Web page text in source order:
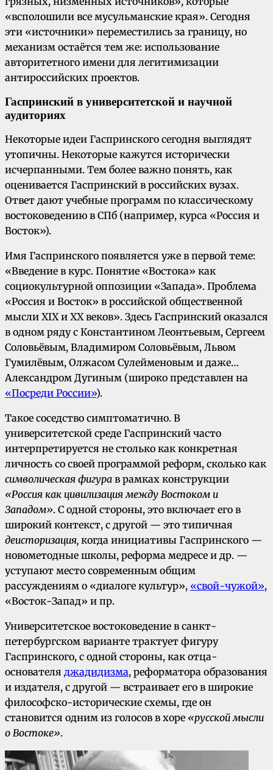
«всполошили все мусульманские края». Сегодня
эти «источники» переместились за границу, но
механизм остаётся тем же: использование
авторитетного имени для легитимизации
антироссийских проектов.
Гаспринский в университетской и научной
аудиториях
Некоторые идеи Гаспринского сегодня выглядят
утопичны. Некоторые кажутся исторически
исчерпанными. Тем более важно понять, как
оценивается Гаспринский в российских вузах.
Ответ дают учебные программ по классическому
востоковедению в СПб (например, курса «Россия и
Восток»).
Имя Гаспринского появляется уже в первой теме:
«Введение в курс. Понятие «Востока» как
социокультурной оппозиции «Запада». Проблема
«Россия и Восток» в российской общественной
мысли XIX и XX веков». Здесь Гаспринский оказался
в одном ряду с Константином Леонтьевым, Сергеем
Соловьёвым, Владимиром Соловьёвым, Львом
Гумилёвым, Олжасом Сулейменовым и даже…
Александром Дугиным (широко представлен на
«Посреди России»).
Такое соседство симптоматично. В
университетской среде Гаспринский часто
интерпретируется не столько как конкретная
личность со своей программой реформ, сколько как
символическая фигура в рамках конструкции
«Россия как цивилизация между Востоком и
Западом». С одной стороны, это включает его в
широкий контекст, с другой — это типичная
деисторизация, когда инициативы Гаспринского —
новометодные школы, реформа медресе и др. —
уступают место современным общим
рассуждениям о «диалоге культур», «свой-чужой»,
«Восток-Запад» и пр.
Университетское востоковедение в санкт-
петербургском варианте трактует фигуру
Гаспринского, с одной стороны, как отца-
основателя джадидизма, реформатора образования
и издателя, с другой — встраивает его в широкие
философско-исторические схемы, где он
становится одним из голосов в хоре «русской мысли
о Востоке».